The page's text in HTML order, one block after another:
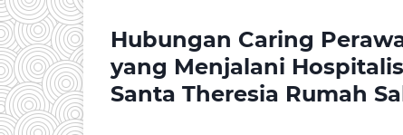
Hubungan Caring
yang Menjalani
Santa Theresia Rumah